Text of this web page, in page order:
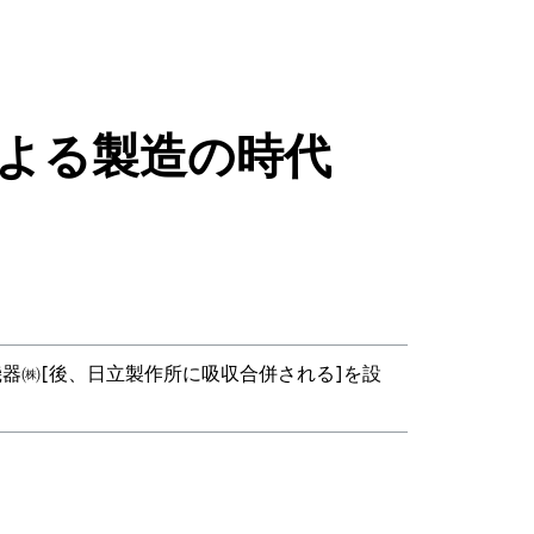
る製造の時代
㈱[後、日立製作所に吸収合併される]を設